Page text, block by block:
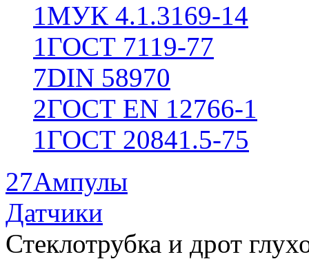
1МУК 4.1.3169-14
1ГОСТ 7119-77
7DIN 58970
2ГОСТ EN 12766-1
1ГОСТ 20841.5-75
27Ампулы
Датчики
Стеклотрубка и дрот